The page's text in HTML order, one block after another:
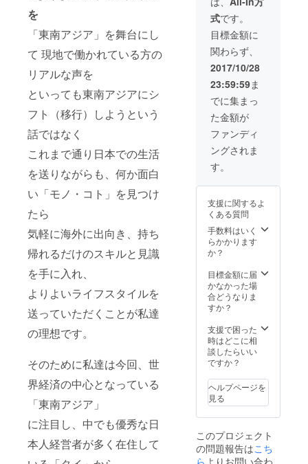
を
「東南アジア」を舞台にし
て 現地で働かれている方の
リアルな声を
といっても東南アジアにシ
フト（移行）しようという
話ではなく
これまで通り日本での生活
を送りながらも、何か面白
い「モノ・コト」を見つけ
たら
気軽に海外に出向き、持ち
帰れるだけのスキルと見識
を手に入れ、
よりよいライフスタイルを
送っていただくことが私達
の理想です。
そのために私達は今回、世
界経済の中心となっている
「東南アジア」
に注目し、中でも優秀な日
本人経営者が多く在住して
トーク
で楽し
い時間
を過ご
しま
しょ
う！ 開
催場
所：東
京近郊
（現地
までの
交通費
は別途
いしま
※パ
トロン
の人数
た場合
は大阪
でも開
日
程：参
加者様
のご都
伺いし
て調整
しま
す。
容：
コー
ディ
に共通
の情報
発信を
行って
いきま
す。 ま
た、今
回は地
理的に
都心部
に出て
くるこ
とが難
しいと
加して
きやす
いよう
に『オ
ンライ
ン合
いうコ
ンセプ
トで運
営しま
・
Facebo
okオン
ライン
プ ・
Zoomオ
ンライ
ン勉強
回1時間
の個別
コンサ
和田と
一緒に
バンコ
クに行
く過程
を楽し
めるプ
ランに
なりま
す。
「楽し
むだけ
か
い！」
もしれ
が、移
動中は
どんな
相談を
してい
ても結
構で
す。 ・
ビジネ
相談 ・
恋愛の
ご相談
・体調
談 ・人
生のご
相談 な
んでも
す。 最
愛の
パート
式です。
目標金額に
関わらず、
2017/10/28
23:59:59ま
でに集まっ
た金額が
ファンディ
ングされま
す。
支援に関するよ
くある質問
手数料はいく
らかかります
か？
目標金額に届
かなかった場
合どうなりま
すか？
支援で困った
時はどこに相
談したらいい
ですか？
ヘルプページを
見る
このプロジェクト
の問題報告はこち
ら よりお問い合わ